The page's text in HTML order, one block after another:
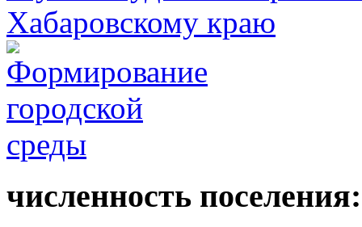
численность поселения: